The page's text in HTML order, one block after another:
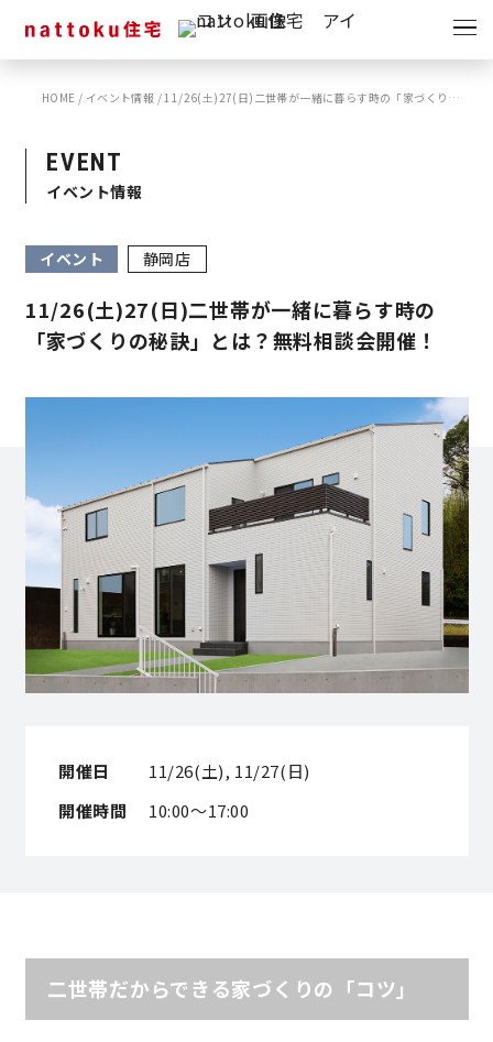
イベント
キャンペーン
ショールーム
モデルハウス
スタッフブログ
営業時間／10:00～20:00 定休日／年末年始
タップで電話をかける
来店・見学予約
HOME / イベント情報 /11/26(土)27(日)二世帯が一緒に暮らす時の「家づくりの秘訣」とは？無料相談会開催！
EVENT
イベント情報
イベント 静岡店
11/26(土)27(日)二世帯が一緒に暮らす時の
「家づくりの秘訣」とは？無料相談会開催！
開催日
11/26(土), 11/27(日)
開催時間
10:00～17:00
二世帯だからできる家づくりの「コツ」